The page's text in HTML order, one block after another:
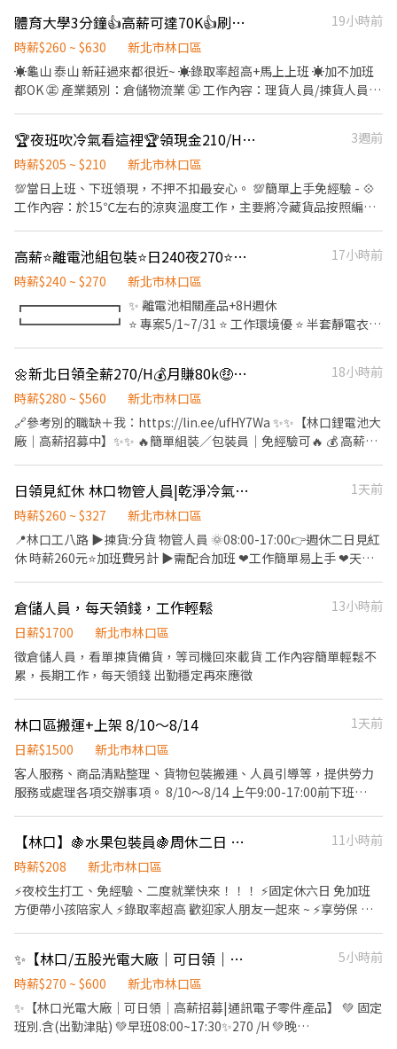
林口區竹林山寺鶴齡交誼中心 📍 活動地址：新北市林口區竹林路
323號 📆 日期與時間：8/15(六） 8:00-17:00 休息時間：12:30-
13:30(1小時.休息時間不支薪） 💰 時薪 NT$200 Ps. ✔️ 上班時間依
現場狀況而定，必要時會縮短時數.提前下班或延後 ✔️ 基本上不會，
除非有特定狀況。 📌 小提醒： 🚫 活動中不滑手機，專心陪伴小朋
助 💡 若第一次參與，會簡單教學＋分工安排 📢 喜歡孩子、有責任
感的你，千萬別錯過！ 有幼教經驗及參加過其他活動優先錄取！！
體育大學3分鐘👍高薪可達70K👍刷條碼貼標籤👍可日領周領
19小時前
時薪$260 ~ $630
新北市林口區
☀️龜山 泰山 新莊過來都很近~ ☀️錄取率超高+馬上上班 ☀️加不加班
都OK ㊣ 產業類別：倉儲物流業 ㊣ 工作內容：理貨人員/揀貨人員/
早晚班時薪260，平均領薪45760起 小夜班時薪280，平均領薪
49280起 大夜班時薪300，平均領薪52800起 ❤️休假方式：排休8-
11天(依紅字天數排休，其中3-4天可自排) ❤️工作條件：走動式工
作、搬重(不超過20公斤) ❤️工作地點：文信路(體育大學2分鐘)
🏆夜班吹冷氣看這裡🏆領現金210/H🏆近林口長庚🏆冷藏理貨員B2
3週前
時薪$205 ~ $210
新北市林口區
💯當日上班、下班領現，不押不扣最安心。 💯簡單上手免經驗 - 💠
工作內容：於15℃左右的涼爽溫度工作，主要將冷藏貨品按照編號
一定要保，扣勞保費 $20/天) 💠工作時間&薪水:(周一19:00開線) -
2️⃣ 全班 ⏰19:30 - 05:00 ✔️ 下班領現$205/H - 3️⃣ 大夜⏰00:30 -
05:00 ✔️ 下班領現$210/H - ⚠️需配合現場理貨作業結束⚠️
⭐️⭐️⭐️⭐️⬇️⬇️ 應徵方式看這邊⬇️⬇️ ⭐️⭐️⭐️⭐️ 1️⃣☎️【潔西專員】
0906811333 / 官方 ʟɪɴᴇ ID ➤ @lisin888 （力信公司） 2️⃣線上應徵
高薪⭐️離電池組包裝⭐️日240夜270⭐️直接下夜⭐️免費供餐⭐️可週領5000
17小時前
時薪$240 ~ $270
新北市林口區
┏━━━━━━━┓ ✨ 離電池相關產品+8H週休
┗━━━━━━━┛ ⭐️ 專案5/1~7/31 ⭐️ 工作環境優 ⭐️ 半套靜電衣 ⭐️
山區文禾路 (近林口體育大學) ✅工作內容：組裝、包裝、測試、點
膠、焊錫 ✅工作時間： 日班 08:30~17:30 夜班 20:00~05:00 ✅薪資
待遇： 日班 $240/H 約$44,240~64,400 (含加班津貼) 夜班 $270/H
約$49,530~72,200 (含加班津貼) ✅休假制度：週休六日 ✅休息時
🌼新北日領全薪270/H💰月賺80k🤑✔️免費停車場✔️周休二日✔️固定班
18小時前
時薪$280 ~ $560
新北市林口區
🔗參考別的職缺＋我：https://lin.ee/ufHY7Wa ✨✨【林口鋰電池大
廠｜高薪招募中】✨✨ 🔥簡單組裝／包裝員｜免經驗可🔥 💰 高薪輕
周休二日 ✔ 免費供餐 ✔ 免穿無塵衣 ✔ 汽機車免費停車 ✔ 表現佳有
轉正機會 🎁 完整福利 ✔ 勞保／健保／勞退6% ✔ 任職滿3個月享三
節禮品 📍 工作地點 林口 文禾路（近體育大學3分鐘／林口長庚5分
鐘） 🛠 工作內容 電腦、平板、手機鋰電池 ➡ 組裝作業／簡單目檢
📌 快速報名面試｜請聯絡黃小姐 📱電話：0965-589-880 📱 瀨 ID：
@521qbdxk 🔗 官方瀨傳送門：https://lin.ee/ufHY7Wa
日領見紅休 林口物管人員|乾淨冷氣廠房|線上書審
1天前
時薪$260 ~ $327
新北市林口區
📍林口工八路 ▶揀貨:分貨 物管人員 🌞08:00-17:00👉週休二日見紅
休 時薪260元⭐加班費另計 ▶需配合加班 ❤工作簡單易上手 ❤天天
倉儲人員，每天領錢，工作輕鬆
13小時前
日薪$1700
新北市林口區
徵倉儲人員，看單揀貨備貨，等司機回來載貨 工作內容簡單輕鬆不
累，長期工作，每天領錢 出勤穩定再來應徵
林口區搬運+上架 8/10～8/14
1天前
日薪$1500
新北市林口區
客人服務、商品清點整理、貨物包裝搬運、人員引導等，提供勞力
服務或處理各項交辦事項。 8/10～8/14 上午9:00-17:00前下班
【林口】🍇水果包裝員🍇周休二日 免加班🍇天天領1600🍇周周領5000
11小時前
時薪$208
新北市林口區
⚡夜校生打工、免經驗、二度就業快來！！！ ⚡固定休六日 免加班
方便帶小孩陪家人 ⚡錄取率超高 歡迎家人朋友一起來 ~ ⚡享勞保 勞
六鄰 建議有騎車 附近沒大眾運輸可到達 ✮工作內容 : 高級水果 裝箱
檢驗 貼標 理貨 出貨 (會久站走動 偶爾搬重) ✮工作時間 :
09:00~18:00 (用餐60分鐘 / 免加班) ✮休假方式 : 固定休六日或是排
休八天假 ✮薪資待遇 : 時薪 200 排休額外多津貼1500$$ ✮用餐方式 :
自理 (有微波爐) 可以外出買 ☎手機：0907-101-915詹小姐 或加入
✨【林口/五股光電大廠｜可日領｜高薪招募】
5小時前
時薪$270 ~ $600
新北市林口區
✨【林口光電大廠｜可日領｜高薪招募|通訊電子零件產品】 💚 固定
班別.含(出勤津貼) 💚早班08:00~17:30✨270 /H 💚晚